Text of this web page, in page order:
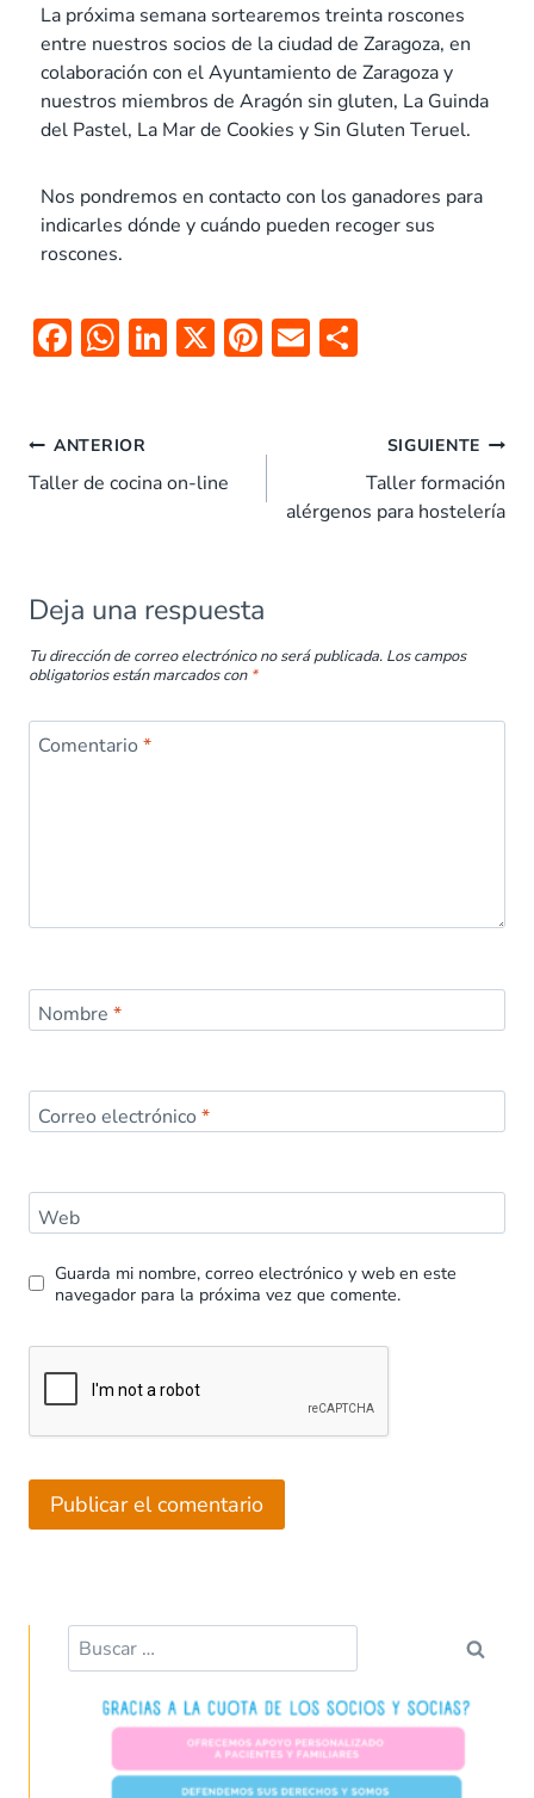
La próxima semana sortearemos treinta roscones
entre nuestros socios de la ciudad de Zaragoza, en
colaboración con el Ayuntamiento de Zaragoza y
nuestros miembros de Aragón sin gluten, La Guinda
del Pastel, La Mar de Cookies y Sin Gluten Teruel.
Nos pondremos en contacto con los ganadores para
indicarles dónde y cuándo pueden recoger sus
roscones.
F
b
o
W
s
A
Li
dI
X Pi
es
t
E
ar
tir
ANTERIOR
Taller de cocina on-line
SIGUIENTE
Taller formación
alérgenos para hostelería
Deja una respuesta
Tu dirección de correo electrónico no será publicada. Los campos
obligatorios están marcados con *
Comentario *
Nombre *
Correo electrónico *
Web
Guarda mi nombre, correo electrónico y web en este
navegador para la próxima vez que comente.